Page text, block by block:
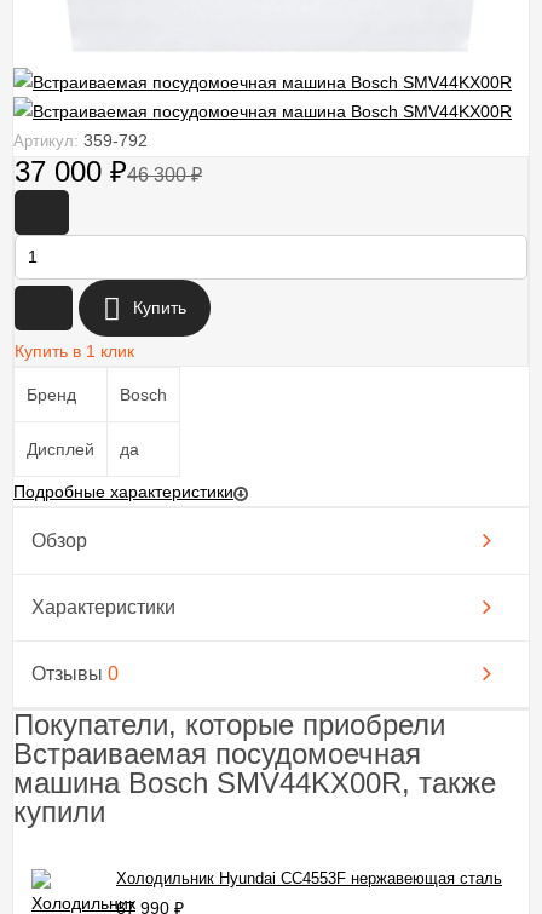
Артикул: 359-792
37 000 ₽46 300₽
Купить
Купить в 1 клик
Бренд Bosch
Дисплей да
Подробные характеристики
Обзор
Характеристики
Отзывы 0
Покупатели, которые приобрели
Встраиваемая посудомоечная
машина Bosch SMV44KX00R, также
купили
Холодильник Hyundai CC4553F нержавеющая сталь
67 990 ₽